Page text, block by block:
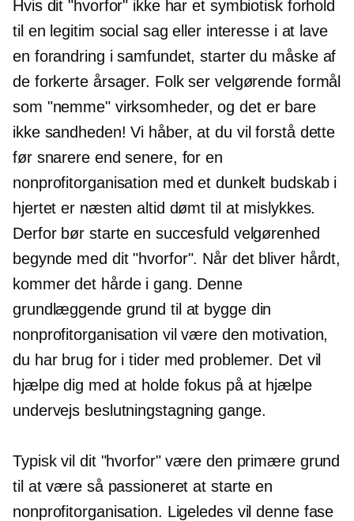
Hvis dit "hvorfor" ikke har et symbiotisk forhold
til en legitim social sag eller interesse i at lave
en forandring i samfundet, starter du måske af
de forkerte årsager. Folk ser velgørende formål
som "nemme" virksomheder, og det er bare
ikke sandheden! Vi håber, at du vil forstå dette
før snarere end senere, for en
nonprofitorganisation med et dunkelt budskab i
hjertet er næsten altid dømt til at mislykkes.
Derfor bør starte en succesfuld velgørenhed
begynde med dit "hvorfor". Når det bliver hårdt,
kommer det hårde i gang. Denne
grundlæggende grund til at bygge din
nonprofitorganisation vil være den motivation,
du har brug for i tider med problemer. Det vil
hjælpe dig med at holde fokus på at hjælpe
undervejs beslutningstagning gange.
Typisk vil dit "hvorfor" være den primære grund
til at være så passioneret at starte en
nonprofitorganisation. Ligeledes vil denne fase